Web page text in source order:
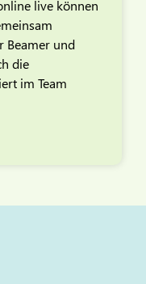
live können
Beamer und
die
im Team